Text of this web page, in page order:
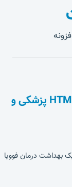
دانلود رایگان قالب Fovia | پوسته HTML پزشکی و